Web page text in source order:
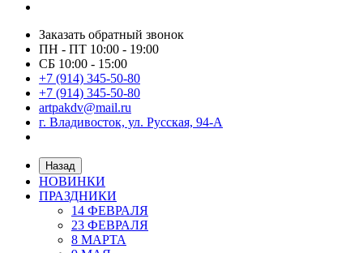
Заказать обратный звонок
ПН - ПТ 10:00 - 19:00
СБ 10:00 - 15:00
+7 (914) 345-50-80
+7 (914) 345-50-80
artpakdv@mail.ru
г. Владивосток, ул. Русская, 94-А
Назад
НОВИНКИ
ПРАЗДНИКИ
14 ФЕВРАЛЯ
23 ФЕВРАЛЯ
8 МАРТА